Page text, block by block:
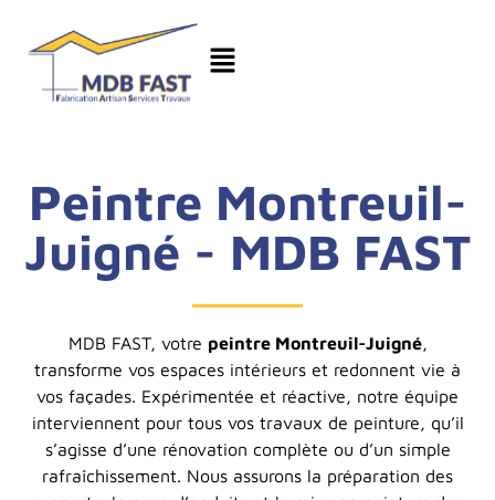
Peintre Montreuil-
Juigné - MDB FAST
MDB FAST, votre peintre Montreuil-Juigné,
transforme vos espaces intérieurs et redonnent vie à
vos façades. Expérimentée et réactive, notre équipe
interviennent pour tous vos travaux de peinture, qu’il
s’agisse d’une rénovation complète ou d’un simple
rafraîchissement. Nous assurons la préparation des